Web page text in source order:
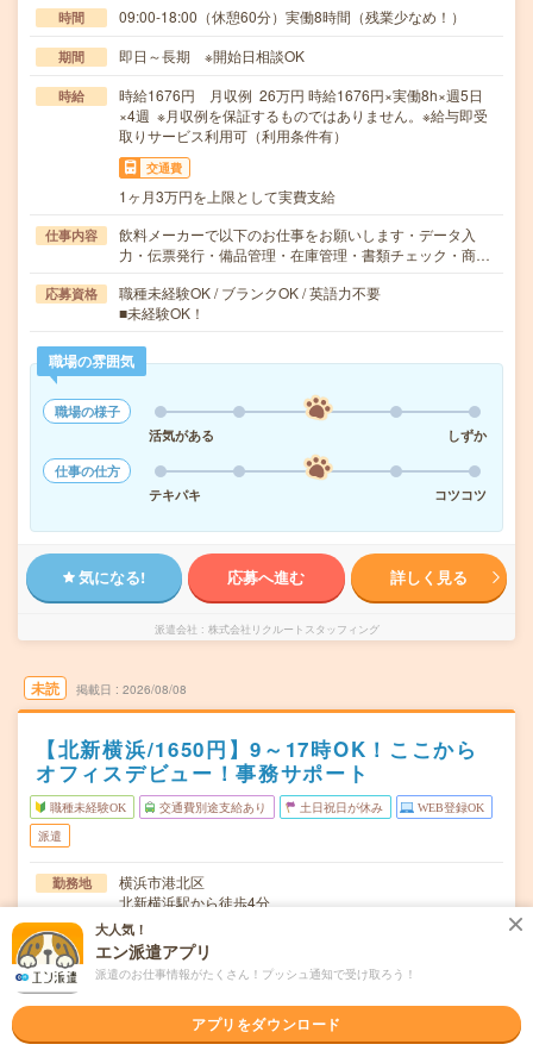
時間 09:00-18:00（休憩60分）実働8時間（残業少なめ！）
期間 即日～長期 ※開始日相談OK
時給
時給1676円 月収例 26万円 時給1676円×実働8h×週5日
×4週 ※月収例を保証するものではありません。※給与即受
取りサービス利用可（利用条件有）
交通費
1ヶ月3万円を上限として実費支給
仕事内容
飲料メーカーで以下のお仕事をお願いします・データ入
力・伝票発行・備品管理・在庫管理・書類チェック・商…
応募資格
職種未経験OK / ブランクOK / 英語力不要
■未経験OK！
職場の雰囲気
職場の様子
活気がある
しずか
仕事の仕方
テキパキ
コツコツ
気になる! 応募へ進む 詳しく見る
派遣会社 株式会社リクルートスタッフィング
未読 掲載日 2026/08/08
【北新横浜/1650円】9～17時OK！ここから
オフィスデビュー！事務サポート
職種未経験OK 交通費別途支給あり 土日祝日が休み WEB登録OK
派遣
勤務地
横浜市港北区
北新横浜駅から徒歩4分
曜日頻度 月～金（週5日） ※土日祝やすみ！
時間
08:30～17:10(実働7時間40分 休憩1時間)※時短9-17時も
期間 【急募】即日～長期 9月～も可 ※8月～！
大人気！
エン派遣アプリ
派遣のお仕事情報がたくさん！プッシュ通知で受け取ろう！
アプリをダウンロード